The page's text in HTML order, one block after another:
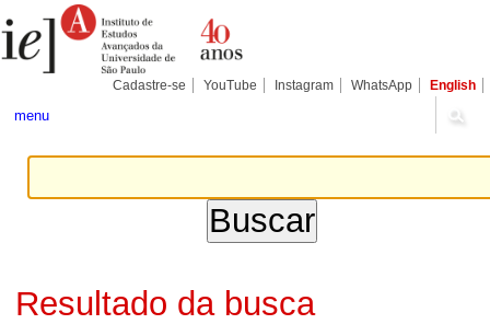
para
conteúdo.
Pessoais
Cadastre-se YouTube Instagram WhatsApp English
menu
Resultado da busca